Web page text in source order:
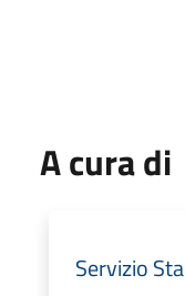
A cura di
Servizio